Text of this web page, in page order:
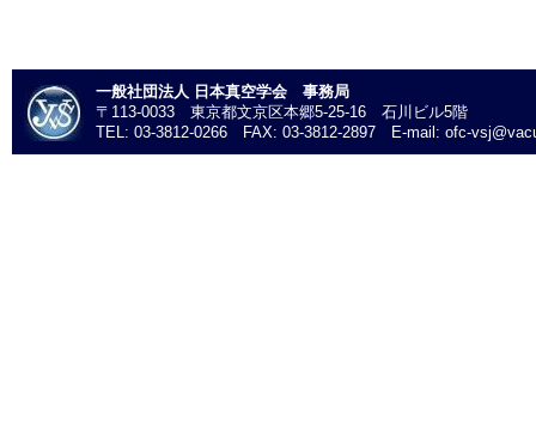
一般社団法人 日本真空学会 事務局
〒113-0033 東京都文京区本郷5-25-16 石川ビル5階
TEL: 03-3812-0266 FAX: 03-3812-2897 E-mail: ofc-